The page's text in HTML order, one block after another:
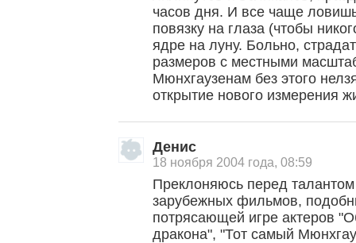
часов дня. И все чаще
повязку на глаза (чтобы
ядре на луну. Больно,
размеров с местными
Мюнхгаузенам без этого
открытие нового измерения
Денис
18 ноября 2004 года, 08:59
Преклоняюсь перед
зарубежных фильмов,
потрясающей игре актеров
дракона", "Тот самый
, поделитесь своим мнением